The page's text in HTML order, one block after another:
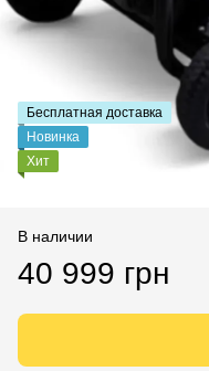
Бесплатная доставка
Новинка
Хит
В наличии
40 999 грн